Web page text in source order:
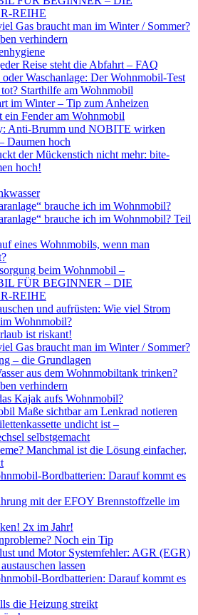
REIHE
Gas braucht man im Winter / Sommer?
verhindern
Reise steht die Abfahrt – FAQ
Waschanlage: Der Wohnmobil-Test
Starthilfe am Wohnmobil
im Winter – Tip zum Anheizen
ein Fender am Wohnmobil
Anti-Brumm und NOBITE wirken
Daumen hoch
der Mückenstich nicht mehr: bite-
hoch!
brauche ich im Wohnmobil?
brauche ich im Wohnmobil? Teil
eines Wohnmobils, wenn man
beim Wohnmobil –
FÜR BEGINNER – DIE
REIHE
und aufrüsten: Wie viel Strom
Wohnmobil?
ist riskant!
Gas braucht man im Winter / Sommer?
– die Grundlagen
aus dem Wohnmobiltank trinken?
verhindern
Kajak aufs Wohnmobil?
Maße sichtbar am Lenkrad notieren
undicht ist –
selbstgemacht
Manchmal ist die Lösung einfacher,
Bordbatterien: Darauf kommt es
mit der EFOY Brennstoffzelle im
2x im Jahr!
Noch ein Tip
und Motor Systemfehler: AGR (EGR)
lassen
Bordbatterien: Darauf kommt es
die Heizung streikt